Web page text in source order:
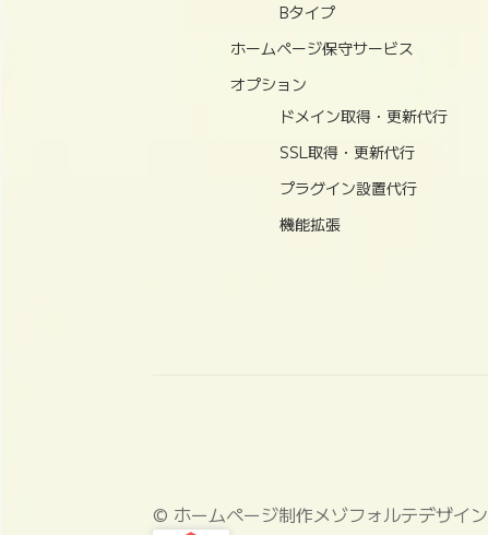
Bタイプ
ホームページ保守サービス
オプション
ドメイン取得・更新代行
SSL取得・更新代行
プラグイン設置代行
機能拡張
© ホームページ制作メゾフォルテデザイン